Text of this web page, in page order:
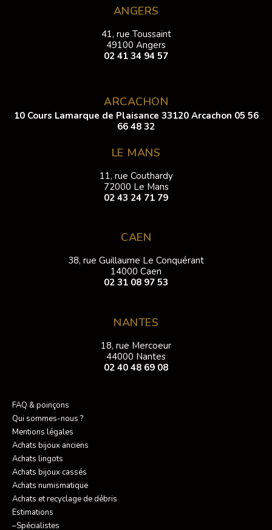
ANGERS
41, rue Toussaint
49100 Angers
02 41 34 94 57
ARCACHON
10 Cours Lamarque de Plaisance 33120 Arcachon 05 56
66 48 32
LE MANS
11, rue Couthardy
72000 Le Mans
02 43 24 71 79
CAEN
38, rue Guillaume Le Conquérant
14000 Caen
02 31 08 97 53
NANTES
18, rue Mercoeur
44000 Nantes
02 40 48 69 08
FAQ & poinçons
Qui sommes-nous ?
Mentions légales
Achats bijoux anciens
Achats lingots
Achats bijoux cassés
Achats numismatique
Achats et recyclage de débris
Estimations
–Spécialistes